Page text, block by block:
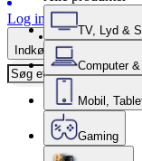
Log ind
Indkøbskurv
TV, Lyd &
Computer
Mobil,
Gaming